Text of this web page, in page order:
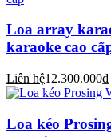
Loa array
karaoke cao
Liên hệ12.300.000₫
Loa kéo